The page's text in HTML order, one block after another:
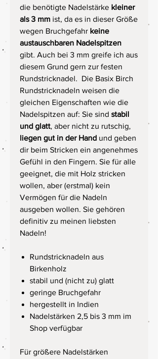
die benötigte Nadelstärke kleiner
als 3 mm ist, da es in dieser Größe
wegen Bruchgefahr keine
austauschbaren Nadelspitzen
gibt. Auch bei 3 mm greife ich aus
diesem Grund gern zur festen
Rundstricknadel. Die Basix Birch
Rundstricknadeln weisen die
gleichen Eigenschaften wie die
Nadelspitzen auf: Sie sind stabil
und glatt, aber nicht zu rutschig,
liegen gut in der Hand und geben
dir beim Stricken ein angenehmes
Gefühl in den Fingern. Sie für alle
geeignet, die mit Holz stricken
wollen, aber (erstmal) kein
Vermögen für die Nadeln
ausgeben wollen. Sie gehören
definitiv zu meinen liebsten
Nadeln!
Rundstricknadeln aus
Birkenholz
stabil und (nicht zu) glatt
geringe Bruchgefahr
hergestellt in Indien
Nadelstärken 2,5 bis 3 mm im
Shop verfügbar
Für größere Nadelstärken